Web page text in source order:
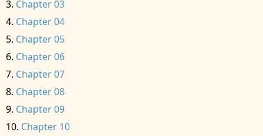
Chapter 03
Chapter 04
Chapter 05
Chapter 06
Chapter 07
Chapter 08
Chapter 09
Chapter 10